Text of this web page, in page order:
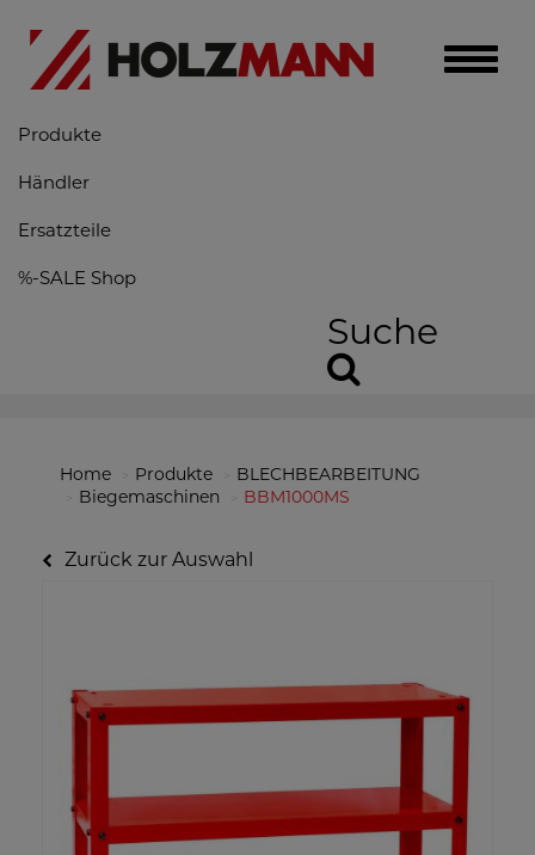
Toggle
Produkte
Händler
Ersatzteile
%-SALE Shop
Suche
Home Produkte
BLECHBEARBEITUNG
Biegemaschinen
BBM1000MS
Zurück zur Auswahl